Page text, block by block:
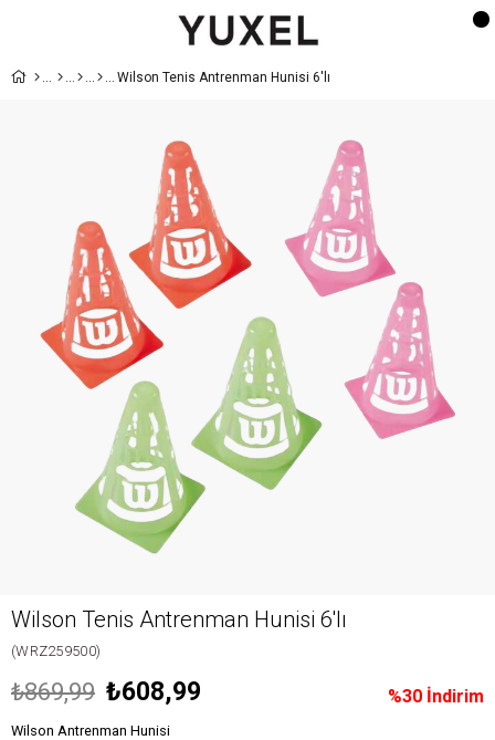
Wilson Tenis Antrenman Hunisi 6'lı
Wilson Tenis Antrenman Hunisi 6'lı
(WRZ259500)
%30 İndirim
₺869,99 ₺608,99
Wilson Antrenman Hunisi